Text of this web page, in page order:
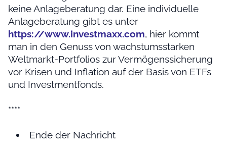
keine Anlageberatung dar. Eine individuelle
Anlageberatung gibt es unter
https://www.investmaxx.com, hier kommt
man in den Genuss von wachstumsstarken
Weltmarkt-Portfolios zur Vermögenssicherung
vor Krisen und Inflation auf der Basis von ETFs
und Investmentfonds.
****
Ende der Nachricht